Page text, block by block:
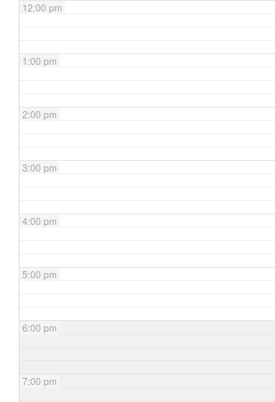
12:00 pm
1:00 pm
2:00 pm
3:00 pm
4:00 pm
5:00 pm
6:00 pm
7:00 pm